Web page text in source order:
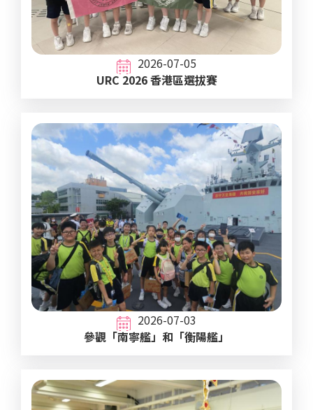
2026-07-05
URC 2026 香港區選拔賽
2026-07-03
參觀「南寧艦」和「衡陽艦」